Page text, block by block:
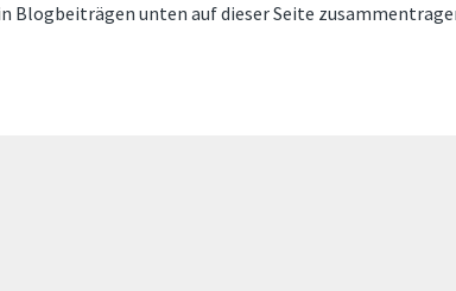
Blogbeiträgen unten auf dieser Seite